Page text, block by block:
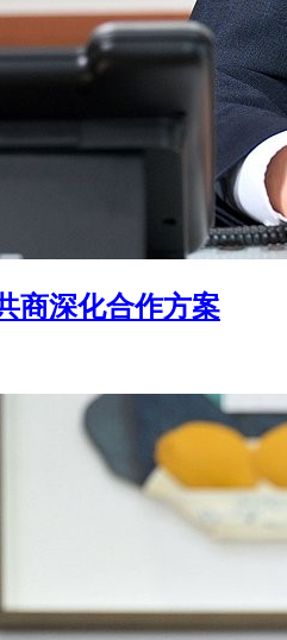
商深化合作方案